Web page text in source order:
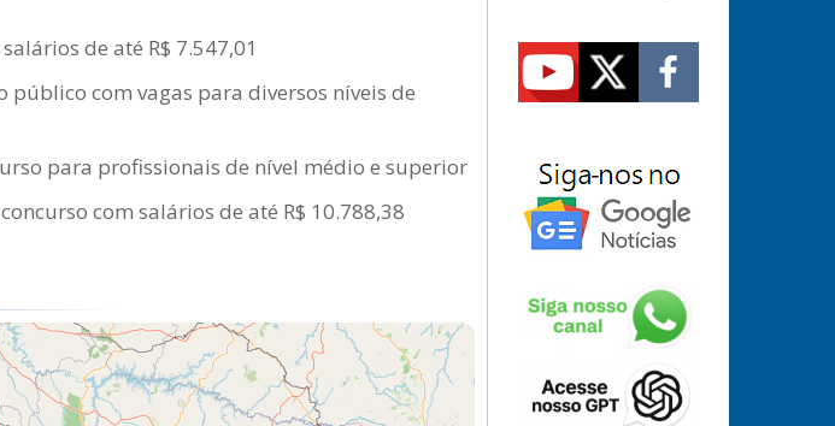
de até R$ 7.547,01
público com vagas para diversos níveis de
para profissionais de nível médio e superior
com salários de até R$ 10.788,38